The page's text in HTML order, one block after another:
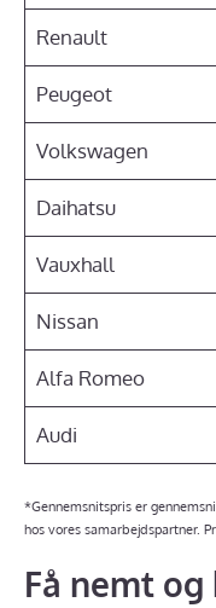
Renault
Peugeot
Volkswagen
Daihatsu
Vauxhall
Nissan
Alfa Romeo
Audi
*Gennemsnitspris er
hos vores samarbejdspartner.
Få nemt